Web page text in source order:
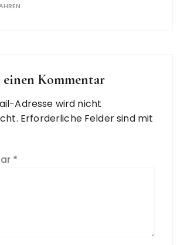
einen Kommentar
Adresse wird nicht
Erforderliche Felder sind mit
*